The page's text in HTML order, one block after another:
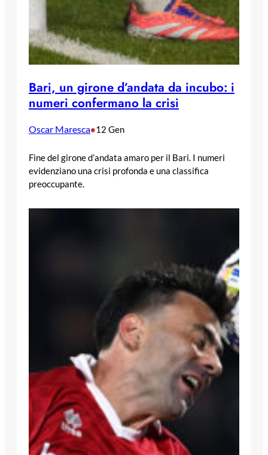
Bari, un girone d’andata da incubo: i
numeri confermano la crisi
Oscar Maresca•12 Gen
Fine del girone d’andata amaro per il Bari. I numeri
evidenziano una crisi profonda e una classifica
preoccupante.